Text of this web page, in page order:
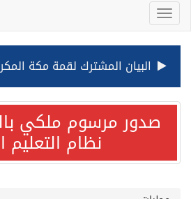
صدور مرسوم ملكي
نظام التعليم